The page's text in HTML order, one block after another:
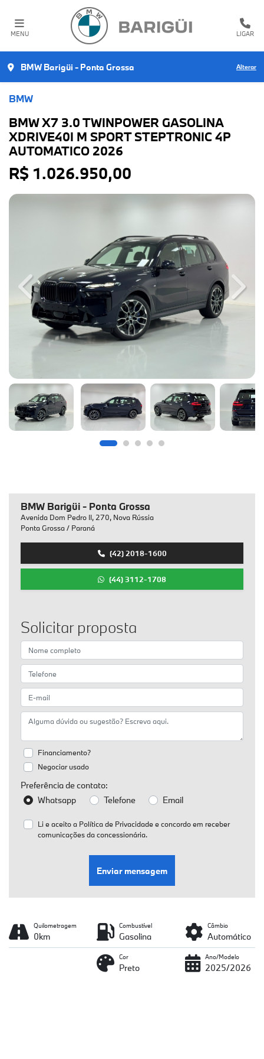
MENU LIGAR
BMW Barigüi - Ponta Grossa Alterar
BMW
BMW X7 3.0 TWINPOWER GASOLINA
XDRIVE40I M SPORT STEPTRONIC 4P
AUTOMATICO 2026
R$ 1.026.950,00
Previous Next
BMW Barigüi - Ponta Grossa
Avenida Dom Pedro II, 270, Nova Rússia
Ponta Grossa / Paraná
(42) 2018-1600
(44) 3112-1708
Solicitar proposta
Financiamento?
Negociar usado
Preferência de contato:
Whatsapp
Telefone Email
Li e aceito a Política de Privacidadee concordo em receber
comunicações da concessionária.
Enviar mensagem
Câmbio
Automático
Combustível
Gasolina
Quilometragem
0km
Ano/Modelo
2025/2026
Cor
Preto